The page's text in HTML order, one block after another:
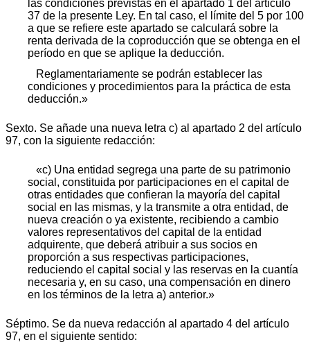
las condiciones previstas en el apartado 1 del artículo
37 de la presente Ley. En tal caso, el límite del 5 por 100
a que se refiere este apartado se calculará sobre la
renta derivada de la coproducción que se obtenga en el
período en que se aplique la deducción.
Reglamentariamente se podrán establecer las
condiciones y procedimientos para la práctica de esta
deducción.»
Sexto. Se añade una nueva letra c) al apartado 2 del artículo
97, con la siguiente redacción:
«c) Una entidad segrega una parte de su patrimonio
social, constituida por participaciones en el capital de
otras entidades que confieran la mayoría del capital
social en las mismas, y la transmite a otra entidad, de
nueva creación o ya existente, recibiendo a cambio
valores representativos del capital de la entidad
adquirente, que deberá atribuir a sus socios en
proporción a sus respectivas participaciones,
reduciendo el capital social y las reservas en la cuantía
necesaria y, en su caso, una compensación en dinero
en los términos de la letra a) anterior.»
Séptimo. Se da nueva redacción al apartado 4 del artículo
97, en el siguiente sentido: